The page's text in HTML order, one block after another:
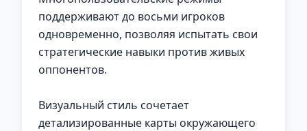
поддерживают до восьми игроков
одновременно, позволяя испытать свои
стратегические навыки против живых
оппонентов.
Визуальный стиль сочетает
детализированные карты окружающего